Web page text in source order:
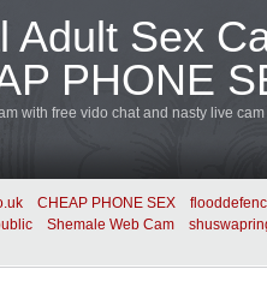
Adult Sex
PHONE
with free vido chat and nasty live
CHEAP PHONE SEX
Shemale Web Cam